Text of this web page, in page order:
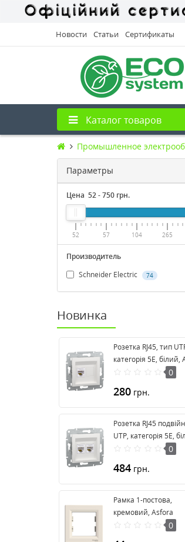
Новости Статьи Сертификаты
Каталог товаров
Промышленное
Параметры
Цена 52-750 грн.
52 57 104 265
Производитель
Schneider Electric
74
Новинка
Розетка RJ45, тип
категорія 5E, білий,
без рамки
0
280 грн.
Розетка RJ45
UTP, категорія 5E,
Asfora, без рамки
0
484 грн.
Рамка 1-постова,
кремовий, Asfora
0